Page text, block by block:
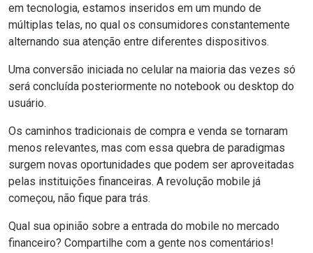
em tecnologia, estamos inseridos em um mundo de
múltiplas telas, no qual os consumidores constantemente
alternando sua atenção entre diferentes dispositivos.
Uma conversão iniciada no celular na maioria das vezes só
será concluída posteriormente no notebook ou desktop do
usuário.
Os caminhos tradicionais de compra e venda se tornaram
menos relevantes, mas com essa quebra de paradigmas
surgem novas oportunidades que podem ser aproveitadas
pelas instituições financeiras. A revolução mobile já
começou, não fique para trás.
Qual sua opinião sobre a entrada do mobile no mercado
financeiro? Compartilhe com a gente nos comentários!